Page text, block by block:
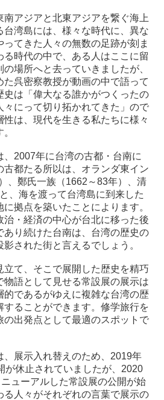
南アジアと北東アジアを繋ぐ海上
台湾島には、様々な時代に、異な
ってきた人々の無数の足跡が刻ま
る時代の中で、ある人はここに留
場所へと去っていきましたが、
た呉密察教授が動画の中で語って
史は「偉大なる誰かがつくったの
々にって切り拓かれてきた」ので
性は、現代を生きる私たちに様々
、2007年に台湾の古都・台南に
古都たる所以は、オランダ東イン
、鄭氏一族（1662～83年）、清
、海を渡って台湾島に到来した
拠点を築いたことによります。
治・経済の中心が台北に移った後
あり続けた台南は、台湾の歴史の
された街と言えるでしょう。
立て、そこで展開した歴史を精巧
物語として見せる常設展の展示は
的であるがゆえに複雑な台湾の歴
することができます。修学旅行を
の出発点として最適のスポットで
、展示入れ替えのため、2019年
が休止されていましたが、2020
ューアルした常設展の公開が始
る人々がそれぞれの言葉で展示の